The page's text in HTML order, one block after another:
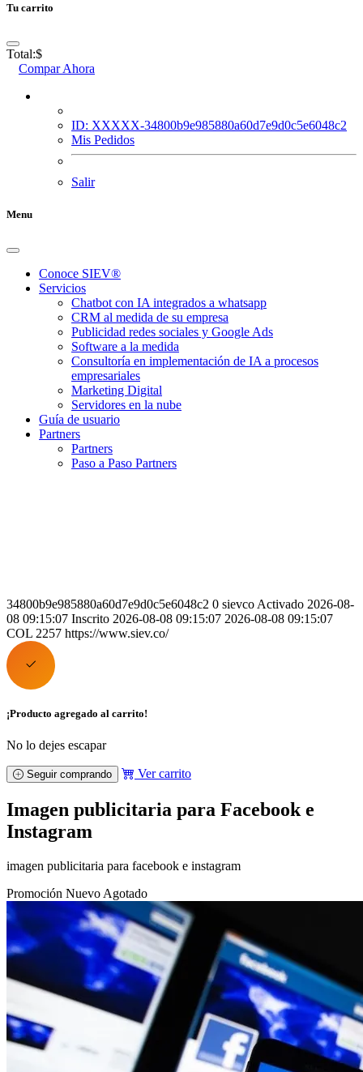
Tu carrito
Total:$
Compar Ahora
ID: XXXXX-34800b9e985880a60d7e9d0c5e6048c2
Mis Pedidos
Salir
Menu
Conoce SIEV®
Servicios
Chatbot con IA integrados a whatsapp
CRM al medida de su empresa
Publicidad redes sociales y Google Ads
Software a la medida
Consultoría en implementación de IA a procesos
empresariales
Marketing Digital
Servidores en la nube
Guía de usuario
Partners
Partners
Paso a Paso Partners
34800b9e985880a60d7e9d0c5e6048c2 0 sievco Activado 2026-08-
08 09:15:07 Inscrito 2026-08-08 09:15:07 2026-08-08 09:15:07
COL 2257 https://www.siev.co/
¡Producto agregado al carrito!
No lo dejes escapar
Seguir comprando Ver carrito
Imagen publicitaria para Facebook e
Instagram
imagen publicitaria para facebook e instagram
Promoción Nuevo Agotado